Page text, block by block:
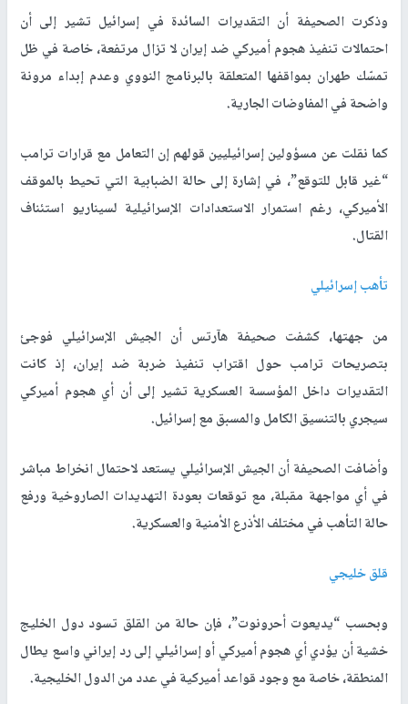
وذكرت الصحيفة أن التقديرات السائدة في إسرائيل تشير إلى أن
احتمالات تنفيذ هجوم أميركي ضد إيران لا تزال مرتفعة، خاصة في ظل
تمسّك طهران بمواقفها المتعلقة بالبرنامج النووي وعدم إبداء مرونة
واضحة في المفاوضات الجارية.
كما نقلت عن مسؤولين إسرائيليين قولهم إن التعامل مع قرارات ترامب
“غير قابل للتوقع”، في إشارة إلى حالة الضبابية التي تحيط بالموقف
الأميركي، رغم استمرار الاستعدادات الإسرائيلية لسيناريو استئناف
القتال.
تأهب إسرائيلي
من جهتها، كشفت صحيفة هآرتس أن الجيش الإسرائيلي فوجئ
بتصريحات ترامب حول اقتراب تنفيذ ضربة ضد إيران، إذ كانت
التقديرات داخل المؤسسة العسكرية تشير إلى أن أي هجوم أميركي
سيجري بالتنسيق الكامل والمسبق مع إسرائيل.
وأضافت الصحيفة أن الجيش الإسرائيلي يستعد لاحتمال انخراط مباشر
في أي مواجهة مقبلة، مع توقعات بعودة التهديدات الصاروخية ورفع
حالة التأهب في مختلف الأذرع الأمنية والعسكرية.
قلق خليجي
وبحسب “يديعوت أحرونوت”، فإن حالة من القلق تسود دول الخليج
خشية أن يؤدي أي هجوم أميركي أو إسرائيلي إلى رد إيراني واسع يطال
المنطقة، خاصة مع وجود قواعد أميركية في عدد من الدول الخليجية.